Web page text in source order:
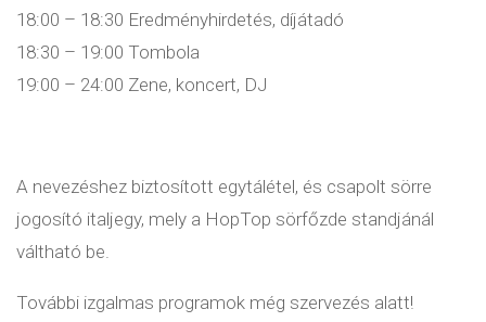
18:00 – 18:30 Eredményhirdetés, díjátadó
18:30 – 19:00 Tombola
19:00 – 24:00 Zene, koncert, DJ
A nevezéshez biztosított egytálétel, és csapolt sörre
jogosító italjegy, mely a HopTop sörfőzde standjánál
váltható be.
További izgalmas programok még szervezés alatt!